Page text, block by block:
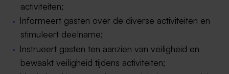
activiteiten;
Informeert gasten over de diverse activiteiten en
stimuleert deelname;
Instrueert gasten ten aanzien van veiligheid en
bewaakt veiligheid tijdens activiteiten;